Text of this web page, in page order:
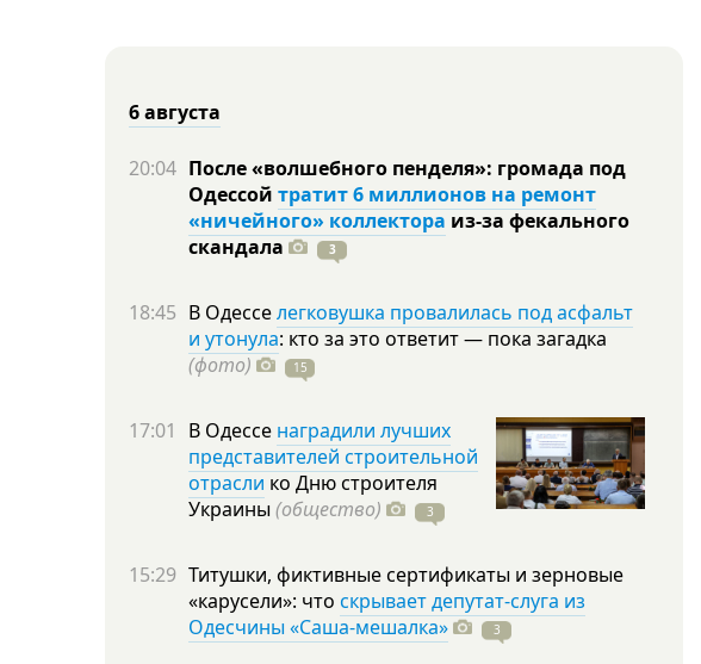
6 августа
20:04 После «волшебного пенделя»: громада под
Одессой тратит 6 миллионов на ремонт
«ничейного» коллектора из-за фекального
скандала
3
18:45 В Одесселегковушка провалилась под асфальт
и утонула: кто за это ответит — пока загадка
(фото)
15
17:01 В Одессе наградили лучших
представителей строительной
отрасли ко Дню строителя
Украины (общество) 3
15:29 Титушки, фиктивные сертификаты и зерновые
«карусели»: что скрывает депутат-слуга из
Одесчины «Саша-мешалка»
3